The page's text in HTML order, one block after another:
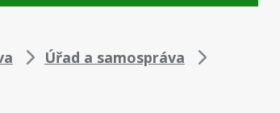
Úřad a samospráva